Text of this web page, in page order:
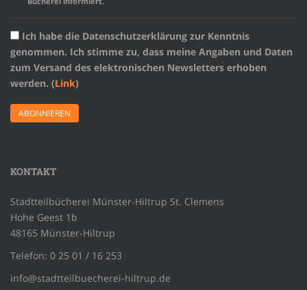
Ich habe die Datenschutzerklärung zur Kenntnis
genommen. Ich stimme zu, dass meine Angaben und Daten
zum Versand des elektronischen Newsletters erhoben
werden. (Link)
KONTAKT
Stadtteilbücherei Münster-Hiltrup St. Clemens
Hohe Geest 1b
48165 Münster-Hiltrup
Telefon: 0 25 01 / 16 253
info@stadtteilbuecherei-hiltrup.de